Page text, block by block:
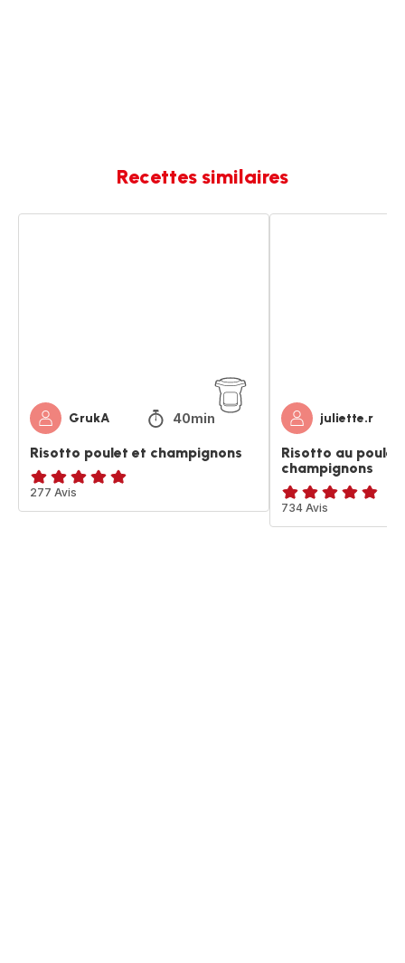
Recettes similaires
GrukA 40min
Risotto poulet et champignons
ratings.4.9
277 Avis
juliette.r
Risotto au poulet
champignons
ratings.4.8
734 Avis